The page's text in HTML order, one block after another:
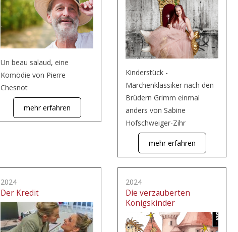
Un beau salaud, eine
Komödie von Pierre
Chesnot
mehr erfahren
Kinderstück -
Märchenklassiker nach den
Brüdern Grimm einmal
anders von Sabine
Hofschweiger-Zihr
mehr erfahren
2024
Der Kredit
2024
Die verzauberten
Königskinder